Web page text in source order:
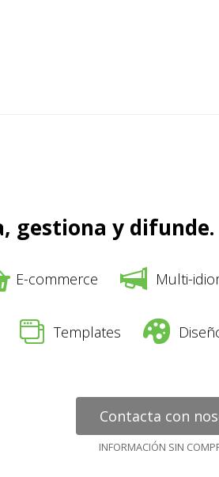
gestiona y difunde.
E-commerce Multi-
Templates
Contacta con
INFORMACIÓN SIN